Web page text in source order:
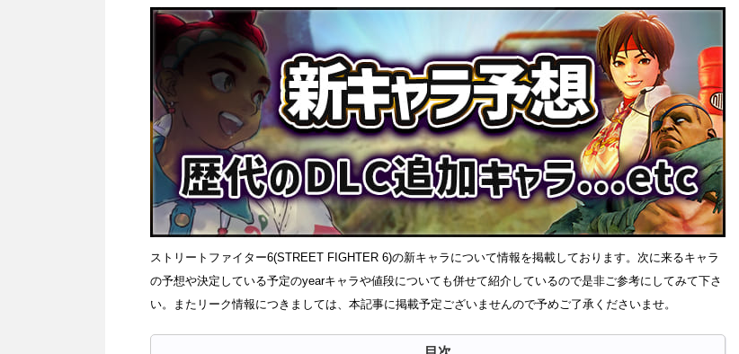
ストリートファイター6(STREET FIGHTER 6)の新キャラについて情報を掲載しております。次に来るキャラ
の予想や決定している予定のyearキャラや値段についても併せて紹介しているので是非ご参考にしてみて下さ
い。またリーク情報につきましては、本記事に掲載予定ございませんので予めご了承くださいませ。